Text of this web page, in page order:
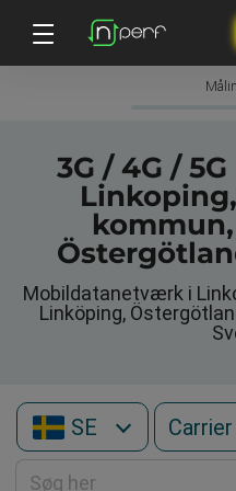
3G / 4G /
Mobildatanetværk i
Linköping,
SE